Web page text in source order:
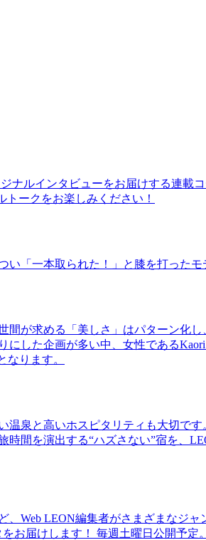
ルインタビューをお届けする連載
ークをお楽しみください！
「一本取られた！」と膝を打ったモ
が求める「美しさ」はパターン化
した企画が多い中、女性である
ります。
泉と高いホスピタリティも大切で
間を演出する“ハズさない”宿を、
Web LEON編集者がさまざまなジ
お届けします！ 毎週土曜日公開予定。